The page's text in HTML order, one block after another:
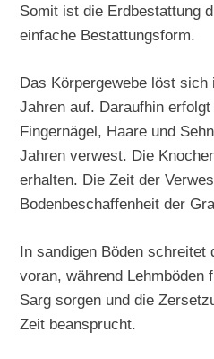
Somit ist die Erdbestattung
einfache Bestattungsform.
Das Körpergewebe löst sich
Jahren auf. Daraufhin
Fingernägel, Haare und
Jahren verwest. Die
erhalten. Die Zeit der
Bodenbeschaffenheit der
In sandigen Böden schreitet
voran, während Lehmböden
Sarg sorgen und die
Zeit beansprucht.